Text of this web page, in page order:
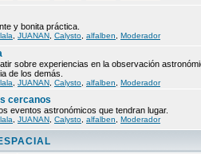
y bonita práctica.
JUANAN Calysto alfalben Moderador
sobre experiencias en la observación
de los demás.
JUANAN Calysto alfalben Moderador
cercanos
eventos astronómicos que tendran lugar.
JUANAN Calysto alfalben Moderador